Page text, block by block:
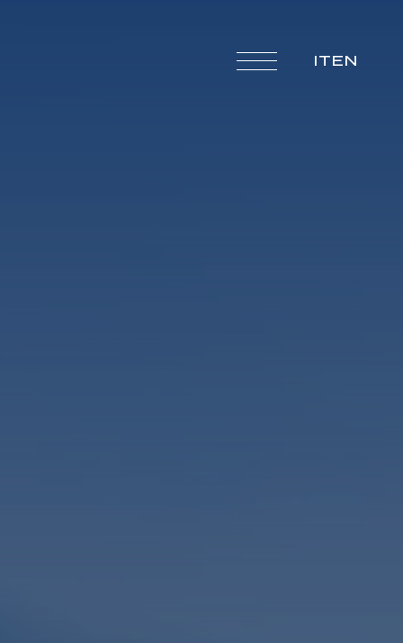
ITEN